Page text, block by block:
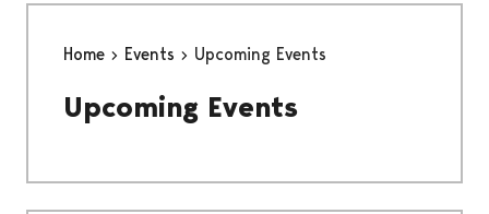
Home Events Upcoming Events
Upcoming Events